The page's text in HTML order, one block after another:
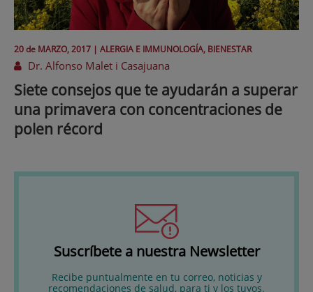
20 de MARZO, 2017 | ALERGIA E IMMUNOLOGÍA, BIENESTAR
Dr. Alfonso Malet i Casajuana
Siete consejos que te ayudarán a superar
una primavera con concentraciones de
polen récord
Suscríbete a nuestra Newsletter
Recibe puntualmente en tu correo, noticias y
recomendaciones de salud, para ti y los tuyos.